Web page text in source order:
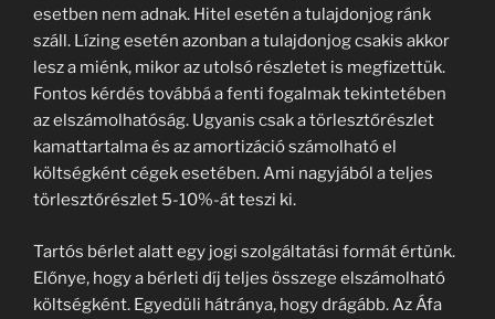
esetben nem adnak. Hitel esetén a tulajdonjog ránk
száll. Lízing esetén azonban a tulajdonjog csakis akkor
lesz a miénk, mikor az utolsó részletet is megfizettük.
Fontos kérdés továbbá a fenti fogalmak tekintetében
az elszámolhatóság. Ugyanis csak a törlesztőrészlet
kamattartalma és az amortizáció számolható el
költségként cégek esetében. Ami nagyjából a teljes
törlesztőrészlet 5-10%-át teszi ki.
Tartós bérlet alatt egy jogi szolgáltatási formát értünk.
Előnye, hogy a bérleti díj teljes összege elszámolható
költségként. Egyedüli hátránya, hogy drágább. Az Áfa